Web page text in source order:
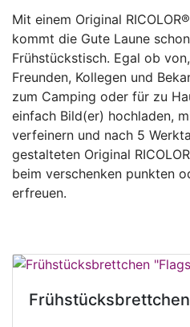
Mit einem Original
kommt die Gute Laune
Frühstückstisch. Egal ob
Freunden, Kollegen und
zum Camping oder für zu
einfach Bild(er) hochladen,
verfeinern und nach 5
gestalteten Original
beim verschenken punkten
erfreuen.